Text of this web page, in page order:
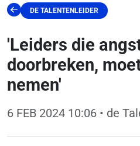
DE TALENTENLEIDER
'Leiders die
doorbreken,
nemen'
6 FEB 2024 10:06 • de